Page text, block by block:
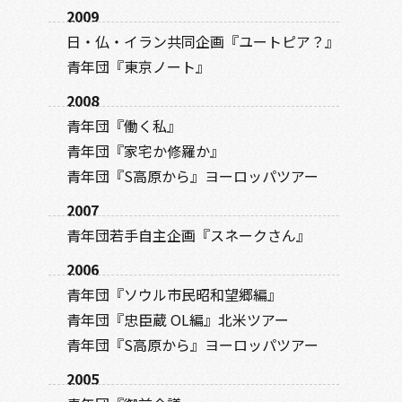
2009
日・仏・イラン共同企画『ユートピア？』
青年団『東京ノート』
2008
青年団『働く私』
青年団『家宅か修羅か』
青年団『S高原から』ヨーロッパツアー
2007
青年団若手自主企画『スネークさん』
2006
青年団『ソウル市民昭和望郷編』
青年団『忠臣蔵 OL編』北米ツアー
青年団『S高原から』ヨーロッパツアー
2005